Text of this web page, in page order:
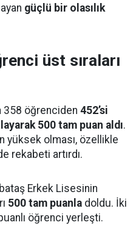
güçlü bir olasılık
üst sıraları
358 öğrenciden 452’si
500 tam puan aldı.
yüksek olması, özellikle
rekabeti artırdı.
Erkek Lisesinin
500 tam puanla doldu. İki
öğrenci yerleşti.